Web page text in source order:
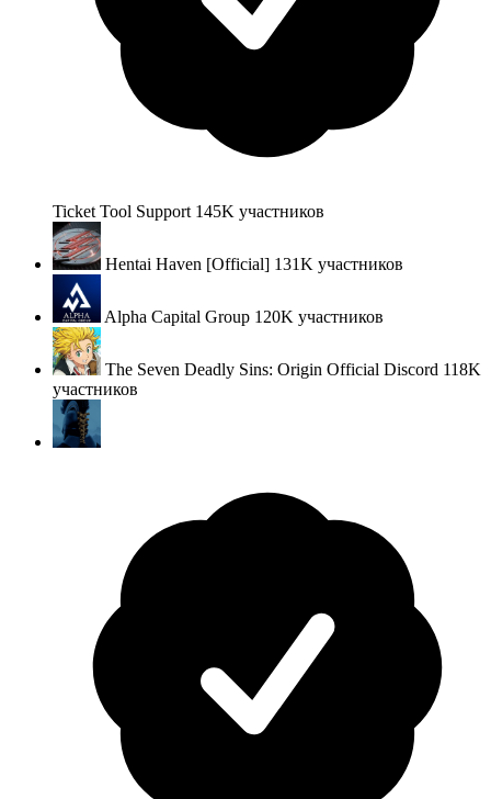
Ticket Tool Support 145K участников
Hentai Haven [Official] 131K участников
Alpha Capital Group 120K участников
The Seven Deadly Sins: Origin Official Discord 118K
участников